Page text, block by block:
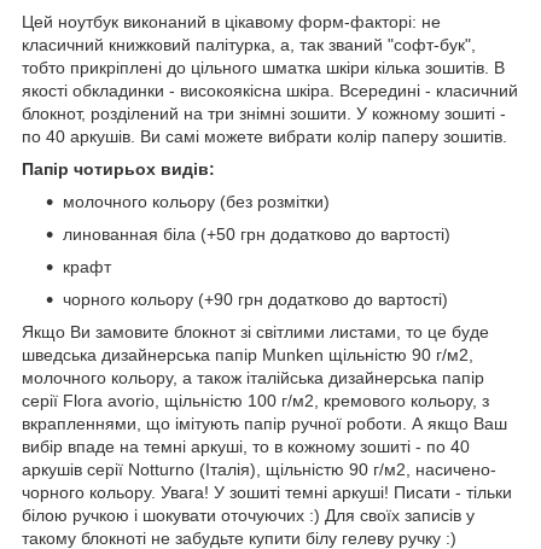
Цей ноутбук виконаний в цікавому форм-факторі: не
класичний книжковий палітурка, а, так званий "софт-бук",
тобто прикріплені до цільного шматка шкіри кілька зошитів. В
якості обкладинки - високоякісна шкіра. Всередині - класичний
блокнот, розділений на три знімні зошити. У кожному зошиті -
по 40 аркушів. Ви самі можете вибрати колір паперу зошитів.
Папір чотирьох видів:
молочного кольору (без розмітки)
линованная біла (+50 грн додатково до вартості)
крафт
чорного кольору (+90 грн додатково до вартості)
Якщо Ви замовите блокнот зі світлими листами, то це буде
шведська дизайнерська папір Munken щільністю 90 г/м2,
молочного кольору, а також італійська дизайнерська папір
серії Flora avorio, щільністю 100 г/м2, кремового кольору, з
вкрапленнями, що імітують папір ручної роботи. А якщо Ваш
вибір впаде на темні аркуші, то в кожному зошиті - по 40
аркушів серії Notturno (Італія), щільністю 90 г/м2, насичено-
чорного кольору. Увага! У зошиті темні аркуші! Писати - тільки
білою ручкою і шокувати оточуючих :) Для своїх записів у
такому блокноті не забудьте купити білу гелеву ручку :)